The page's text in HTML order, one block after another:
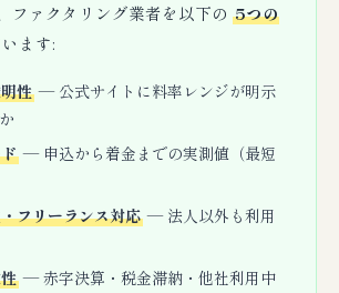
ファクタリング業者を以下の5つの
ます:
性— 公式サイトに料率レンジが明示
— 申込から着金までの実測値（最短
フリーランス対応— 法人以外も利用
— 赤字決算・税金滞納・他社利用中